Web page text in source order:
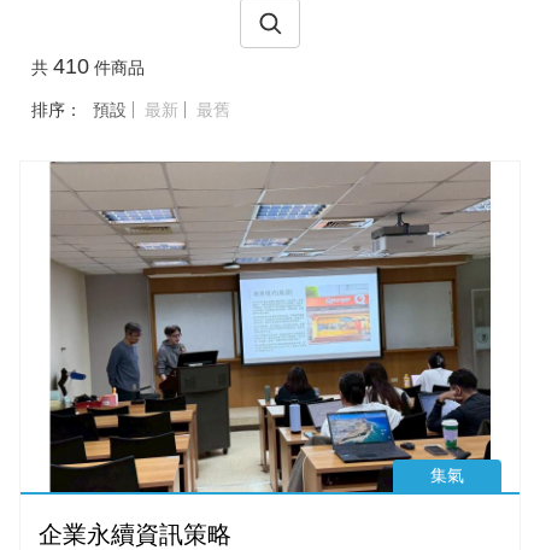
共410 件商品
排序： 預設 最新 最舊
集氣
企業永續資訊策略